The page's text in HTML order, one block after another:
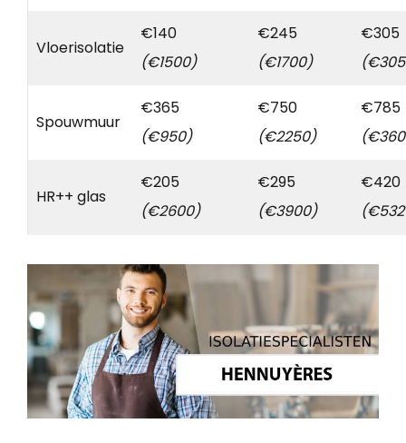
Vloerisolatie
€140
(€1500)
€245
(€1700)
€305
Spouwmuur
€365
(€950)
€750
(€2250)
€785
HR++ glas
€205
(€2600)
€295
(€3900)
€420